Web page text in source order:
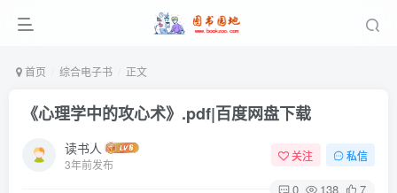
首页 综合电子书 正文
《心理学中的攻心术》.pdf|百度网盘下载
读书人
3年前发布
关注 私信
0 138 7